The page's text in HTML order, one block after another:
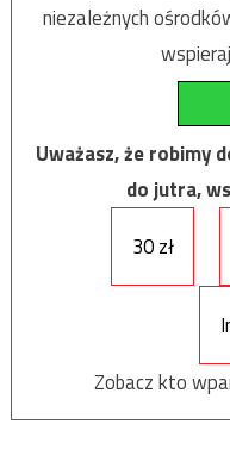
niezależnych
Uważasz, że robimy
do jutra,
30 zł
Zobacz kto